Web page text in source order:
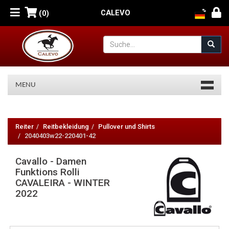
(0) CALEVO
MENU
Damen
Funktions
Rolli
Reiter Reitbekleidung
Pullover und Shirts
2040403w22-220401-42
Cavallo - Damen
Funktions Rolli
CAVALEIRA - WINTER
2022